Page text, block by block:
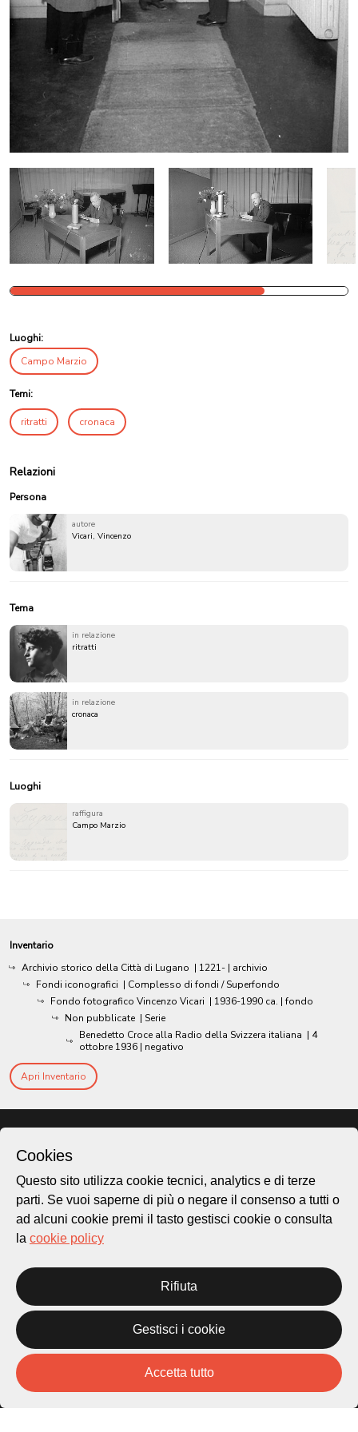
Luoghi:
Campo Marzio
Temi:
ritratti cronaca
Relazioni
Persona
autore
Vicari, Vincenzo
Tema
in relazione
ritratti
in relazione
cronaca
Luoghi
raffigura
Campo Marzio
Inventario
Archivio storico della Città di Lugano | 1221- | archivio
Fondi iconografici | Complesso di fondi / Superfondo
Fondo fotografico Vincenzo Vicari | 1936-1990 ca. | fondo
Non pubblicate | Serie
Benedetto Croce alla Radio della Svizzera italiana | 4
ottobre 1936 | negativo
Apri Inventario
Città di Lugano
Piazza Carlo Cattaneo 1
6976 Castagnola
Cookies
Questo sito utilizza cookie tecnici, analytics e di terze
parti. Se vuoi saperne di più o negare il consenso a tutti o
ad alcuni cookie premi il tasto gestisci cookie o consulta
la cookie policy
Rifiuta
Gestisci i cookie
Accetta tutto